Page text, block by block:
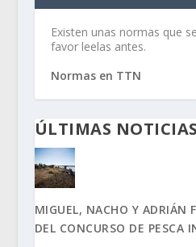
Existen unas normas que
favor leelas antes.
Normas en TTN
ÚLTIMAS NOTICIAS
MIGUEL, NACHO Y ADRIÁN
DEL CONCURSO DE PESCA